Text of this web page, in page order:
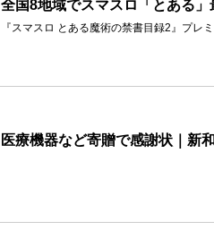
全国8地域でスマスロ「とある
『スマスロ とある魔術の禁書目録2』プレ
医療機器など寄贈で感謝状｜新